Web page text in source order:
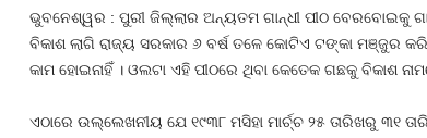
ଭୁବନେଶ୍ୱର : ପୁରୀ ଜିଲ୍ଲାର ଅନ୍ୟତମ ଗାନ୍ଧୀ ପୀଠ ବେରବୋଇକୁ
ବିକାଶ ଲାଗି ରାଜ୍ୟ ସରକାର ୬ ବର୍ଷ ତଳେ କୋଟିଏ ଟଙ୍କା ମଞ୍ଜୁର
କାମ ହୋଇନାହିଁ । ଓଲଟା ଏହି ପୀଠରେ ଥିବା କେତେକ ଗଛକୁ ବିକାଶ
ଏଠାରେ ଉଲ୍ଲେଖନୀୟ ଯେ ୧୯୩୮ ମସିହା ମାର୍ଚ୍ଚ ୨୫ ତାରିଖରୁ ୩୧